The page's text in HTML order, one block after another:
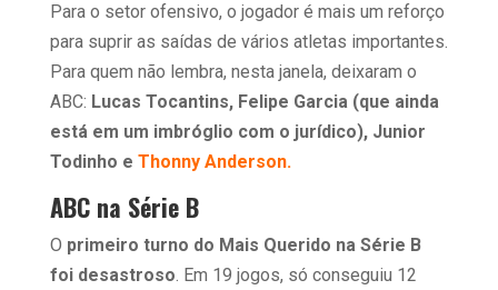
Para o setor ofensivo, o jogador é mais um reforço
para suprir as saídas de vários atletas importantes.
Para quem não lembra, nesta janela, deixaram o
ABC: Lucas Tocantins, Felipe Garcia (que ainda
está em um imbróglio com o jurídico), Junior
Todinho e Thonny Anderson.
ABC na Série B
O primeiro turno do Mais Querido na Série B
foi desastroso. Em 19 jogos, só conseguiu 12